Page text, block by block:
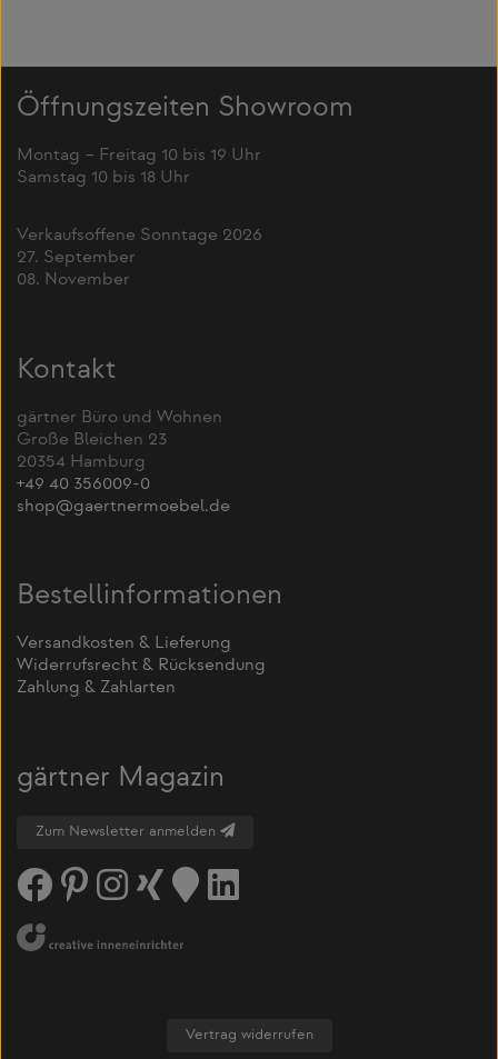
Öffnungszeiten Showroom
Montag – Freitag 10 bis 19 Uhr
Samstag 10 bis 18 Uhr
Verkaufsoffene Sonntage 2026
27. September
08. November
Kontakt
gärtner Büro und Wohnen
Große Bleichen 23
20354 Hamburg
+49 40 356009-0
shop@gaertnermoebel.de
Bestellinformationen
Versandkosten & Lieferung
Widerrufsrecht & Rücksendung
Zahlung & Zahlarten
gärtner Magazin
Zum Newsletter anmelden
Vertrag widerrufen